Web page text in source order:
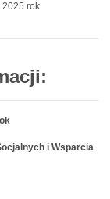
2025 rok
i Wsparcia